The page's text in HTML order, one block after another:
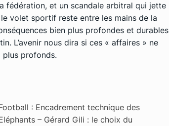
fédération, et un scandale arbitral qui jette
volet sportif reste entre les mains de la
bien plus profondes et durables
L’avenir nous dira si ces « affaires » ne
plus profonds.
: Encadrement technique des
– Gérard Gili : le choix du